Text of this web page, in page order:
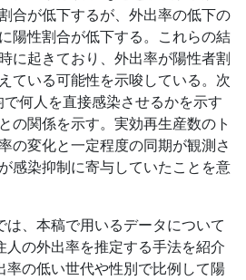
合が低下するが、外出率の低下の
陽性割合が低下する。これらの結
に起きており、外出率が陽性者割
ている可能性を示唆している。次
何人を直接感染させるかを示す
の関係を示す。実効再生産数のト
の変化と一定程度の同期が観測さ
感染抑制に寄与していたことを意
、本稿で用いるデータについて
の外出率を推定する手法を紹介
率の低い世代や性別で比例して陽